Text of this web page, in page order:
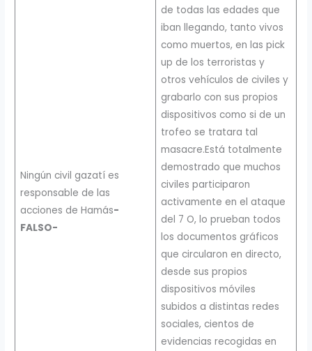
Ningún civil gazatí es
responsable de las
acciones de Hamás-
FALSO-
de todas las edades que
iban llegando, tanto vivos
como muertos, en las pick
up de los terroristas y
otros vehículos de civiles y
grabarlo con sus propios
dispositivos como si de un
trofeo se tratara tal
masacre.Está totalmente
demostrado que muchos
civiles participaron
activamente en el ataque
del 7 O, lo prueban todos
los documentos gráficos
que circularon en directo,
desde sus propios
dispositivos móviles
subidos a distintas redes
sociales, cientos de
evidencias recogidas en